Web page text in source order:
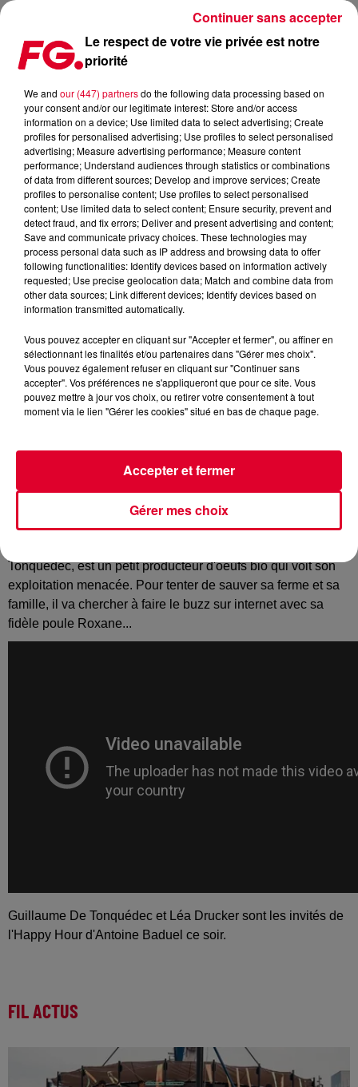
LÉA DRUCKER ET GUILLAUME DE TONQUÉDEC SONT LES INVITÉS DE L'HAPPY
Publié : 12 juin 2019 à 10h00 par journaliste Redaction
la jeune réalisatrice Mélanie Auffret, il met en scène
poules, beaucoup de poules.
Tonquédec, est un petit producteur d'oeufs bio qui voit son
exploitation menacée. Pour tenter de sauver sa ferme et sa
famille, il va chercher à faire le buzz sur internet avec sa
fidèle poule Roxane...
Guillaume De Tonquédec et Léa Drucker sont les invités de
l'Happy Hour d'Antoine Baduel ce soir.
FIL ACTUS
Le respect de votre vie privée est notre
priorité
We and our (447) partnersdo the following data processing based on
your consent and/or our legitimate interest: Store and/or access
information on a device; Use limited data to select advertising; Create
profiles for personalised advertising; Use profiles to select personalised
advertising; Measure advertising performance; Measure content
performance; Understand audiences through statistics or combinations
of data from different sources; Develop and improve services; Create
profiles to personalise content; Use profiles to select personalised
content; Use limited data to select content; Ensure security, prevent and
detect fraud, and fix errors; Deliver and present advertising and content;
Save and communicate privacy choices. These technologies may
process personal data such as IP address and browsing data to offer
following functionalities: Identify devices based on information actively
requested; Use precise geolocation data; Match and combine data from
other data sources; Link different devices; Identify devices based on
information transmitted automatically.
Vous pouvez accepter en cliquant sur "Accepter et fermer", ou affiner en
sélectionnant les finalités et/ou partenaires dans "Gérer mes choix".
Vous pouvez également refuser en cliquant sur "Continuer sans
accepter". Vos préférences ne s'appliqueront que pour ce site. Vous
pouvez mettre à jour vos choix, ou retirer votre consentement à tout
moment via le lien "Gérer les cookies" situé en bas de chaque page.
Gérer mes choix
Accepter et fermer
Continuer sans accepter